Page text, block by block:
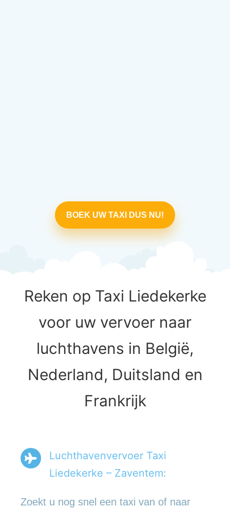
BOEK UW TAXI DUS NU!
Reken op Taxi Liedekerke
voor uw vervoer naar
luchthavens in België,
Nederland, Duitsland en
Frankrijk
Luchthavenvervoer Taxi
Liedekerke – Zaventem:
Zoekt u nog snel een taxi van of naar